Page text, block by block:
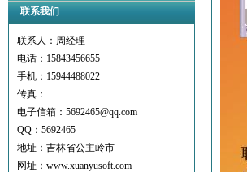
联系我们
联系人：周经理
电话：15843456655
手机：15944488022
传真：
电子信箱：5692465@qq.com
QQ： 5692465
地址：吉林省公主岭市
网址：www.xuanyusoft.com